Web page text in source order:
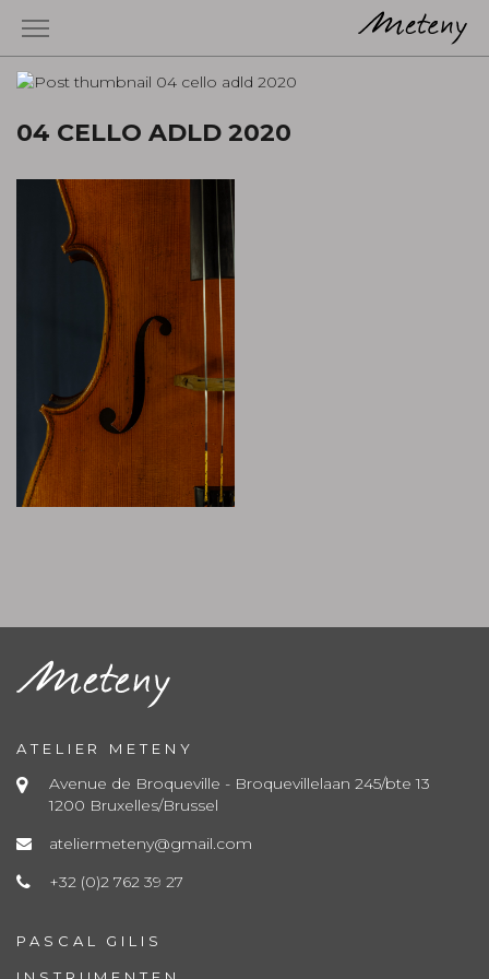
04 CELLO ADLD 2020
ATELIER METENY
Avenue de Broqueville - Broquevillelaan 245/bte 13
1200 Bruxelles/Brussel
ateliermeteny@gmail.com
+32 (0)2 762 39 27
PASCAL GILIS